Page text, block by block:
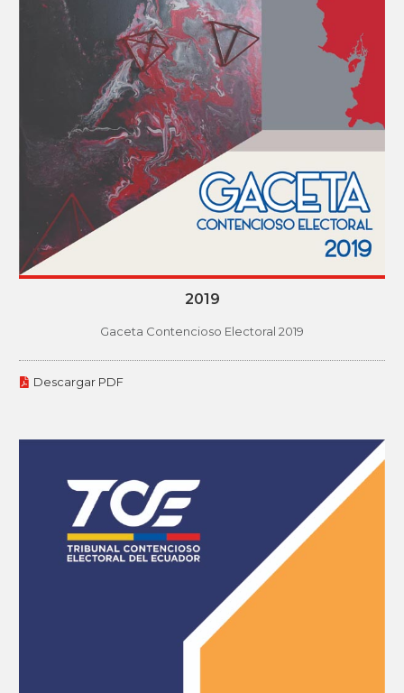
2019
Gaceta Contencioso Electoral 2019
Descargar PDF